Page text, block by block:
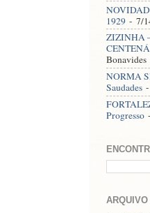
1929 - 7/
ZIZINHA
Bonavides
NORMA
Saudades
Progresso